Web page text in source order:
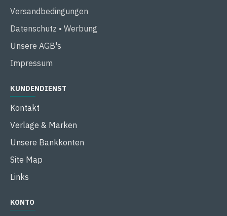
Versandbedingungen
Datenschutz • Werbung
Unsere AGB's
Impressum
KUNDENDIENST
Kontakt
Verlage & Marken
Unsere Bankkonten
Site Map
Links
KONTO